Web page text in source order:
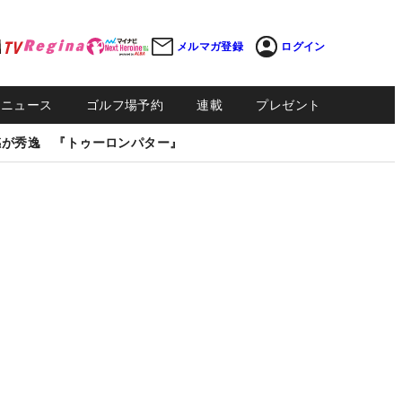
メルマガ登録 ログイン
ュース ゴルフ場予約 連載 プレゼント
秀逸 『トゥーロンパター』